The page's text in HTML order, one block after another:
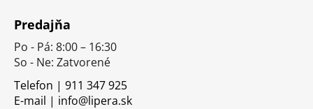
Predajňa
Po - Pá: 8:00 – 16:30
So - Ne: Zatvorené
Telefon | 911 347 925
E-mail | info@lipera.sk